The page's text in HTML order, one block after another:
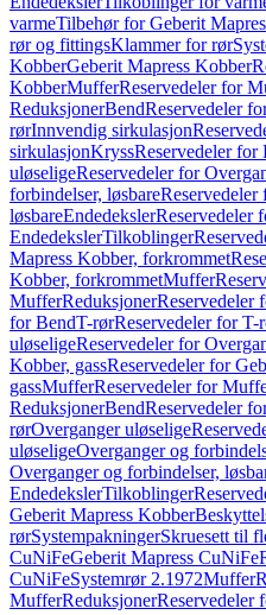
varmeTilbehør for Geberit
rør og fittingsKlammer for rør
KobberGeberit Mapress Kobber
KobberMufferReservedeler for
ReduksjonerBendReservedeler
rørInnvendig sirkulasjon
sirkulasjonKryssReservedeler for
uløseligeReservedeler for
forbindelser, løsbareReservedeler
løsbareEndedekslerReservedeler
EndedekslerTilkoblinger
Mapress Kobber, forkrommet
Kobber, forkrommetMuffer
MufferReduksjonerReservedeler
for BendT-rørReservedeler for T-
uløseligeReservedeler for
Kobber, gassReservedeler for
gassMufferReservedeler for
ReduksjonerBendReservedeler
rørOverganger uløselige
uløseligeOverganger og
Overganger og forbindelser,
EndedekslerTilkoblinger
Geberit Mapress Kobber
rørSystempakningerSkruesett til
CuNiFeGeberit Mapress CuNiFe
CuNiFeSystemrør 2.1972Muffer
MufferReduksjonerReservedeler